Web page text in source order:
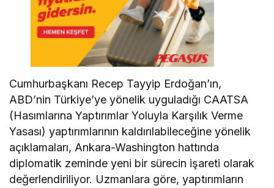
Cumhurbaşkanı Recep Tayyip Erdoğan’ın,
ABD’nin Türkiye’ye yönelik uyguladığı CAATSA
(Hasımlarına Yaptırımlar Yoluyla Karşılık Verme
Yasası) yaptırımlarının kaldırılabileceğine yönelik
açıklamaları, Ankara-Washington hattında
diplomatik zeminde yeni bir sürecin işareti olarak
değerlendiriliyor. Uzmanlara göre, yaptırımların